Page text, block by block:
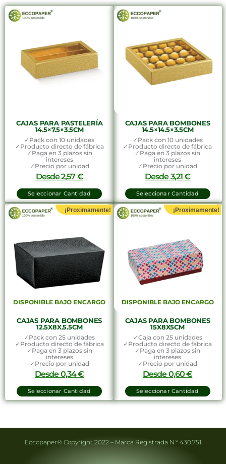
CAJAS PARA PASTELERÍA
14.5×7.5×3.5CM
✓Pack con 10 unidades
✓Producto directo de fábrica
✓Paga en 3 plazos sin
intereses
✓Precio por unidad
Desde2,57€
Seleccionar Cantidad
CAJAS PARA BOMBONES
14.5×14.5×3.5CM
✓Pack con 10 unidades
✓Producto directo de fábrica
✓Paga en 3 plazos sin
intereses
✓Precio por unidad
Desde3,21€
Seleccionar Cantidad
¡Proximamente!
DISPONIBLE BAJO ENCARGO
CAJAS PARA BOMBONES
12.5X8X.5.5CM
✓Pack con 25 unidades
✓Producto directo de fábrica
✓Paga en 3 plazos sin
intereses
✓Precio por unidad
Desde0,34€
Seleccionar Cantidad
¡Proximamente!
DISPONIBLE BAJO ENCARGO
CAJAS PARA BOMBONES
15X8X5CM
✓Caja con 25 unidades
✓Producto directo de fábrica
✓Paga en 3 plazos sin
intereses
✓Precio por unidad
Desde0,60€
Seleccionar Cantidad
Eccopaper® Copyright 2022 – Marca Registrada N.º 430.751